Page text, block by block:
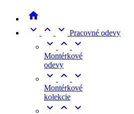


  Pracovné odevy
  
Montérkové
odevy
  
Montérkové
kolekcie
  